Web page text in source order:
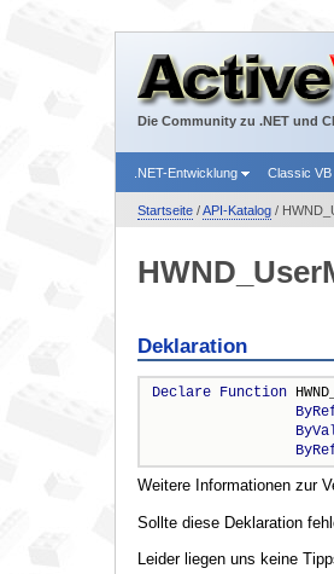
Die Community zu .NET und
.NET-Entwicklung Classic
Startseite/API-Katalog/
Deklaration
Declare Function
Weitere Informationen zur
Sollte diese Deklaration
Leider liegen uns keine